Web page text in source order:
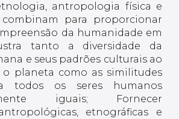
antropologia física e
combinam para proporcionar
da humanidade em
tanto a diversidade da
e seus padrões culturais ao
planeta como as similitudes
todos os seres humanos
iguais; Fornecer
etnográficas e